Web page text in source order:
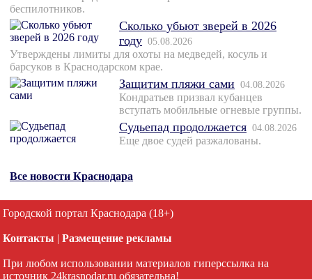
беспилотников.
Сколько убьют зверей в 2026
году 05.08.2026
Утверждены лимиты для охоты на медведей, косуль и
барсуков в Краснодарском крае.
Защитим пляжи сами 04.08.2026
Кондратьев призвал кубанцев
вступать мобильные огневые группы.
Судьепад продолжается 04.08.2026
Еще двое судей разжалованы.
Все новости Краснодара
Городской портал Краснодара (18+)
Контакты | Размещение рекламы
При любом использовании материалов гиперссылка на
источник 24krasnodar.ru обязательна!